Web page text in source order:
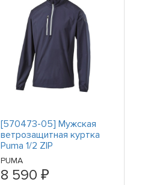
[570473-05] Мужская
ветрозащитная куртка
Puma 1/2 ZIP
PUMA
8 590 ₽